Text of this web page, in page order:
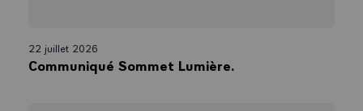
22 juillet 2026
Communiqué Sommet Lumière.